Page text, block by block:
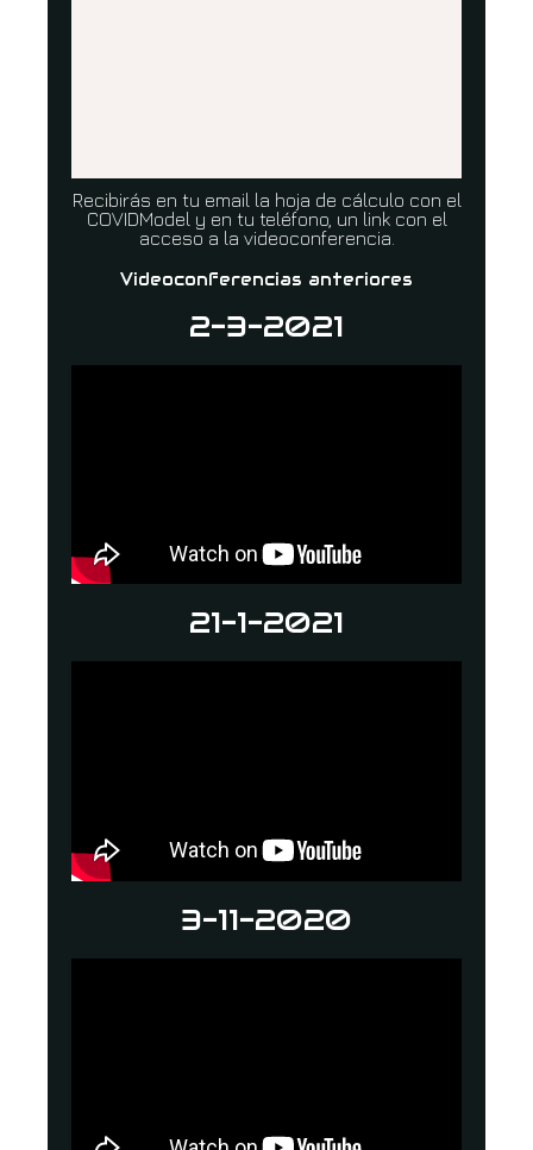
Recibirás en tu email la hoja de cálculo con el
COVIDModel y en tu teléfono, un link con el
acceso a la videoconferencia.
Videoconferencias anteriores
2-3-2021
21-1-2021
3-11-2020